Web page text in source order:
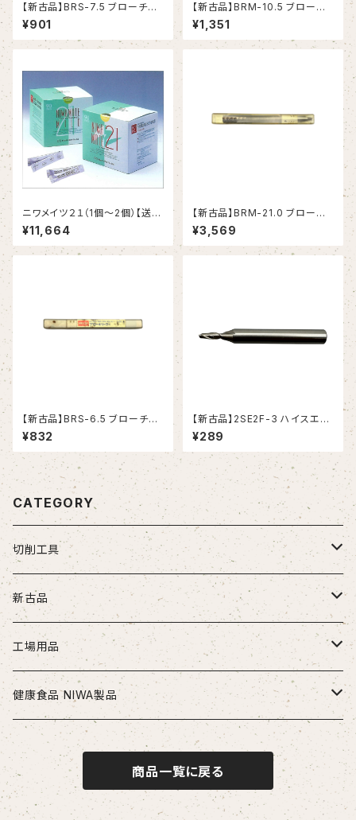
【新古品】BRS-7.5 ブローチリ
ーマ ストレートシャンク（日研工
作所）
¥901
【新古品】BRM-10.5 ブローチ
リーマ モールステーパシャンク
（日研工作所）
¥1,351
ニワメイツ２１（1個～2個）【送料
無料】
¥11,664
【新古品】BRM-21.0 ブローチ
リーマ モールステーパシャンク
（日研工作所）
¥3,569
【新古品】BRS-6.5 ブローチリ
ーマ ストレートシャンク（日研工
作所）
¥832
【新古品】2SE2F-3 ハイスエン
ドミル (YG-1)
¥289
CATEGORY
切削工具
ドリル
ソリッドドリル（超硬/ハイス/他）
段付きドリル・座繰りドリル
ヘッド交換式ドリル
ヘッド交換式ドリル用ホルダ
エンドミル
超硬エンドミル
ハイスエンドミル
タップ
ハンドタップ
スパイラルタップ
リーマ
ストレートリーマ・ハンドリーマ
チップ
新古品
お得セット品
切削工具
ドリル
エンドミル
配管部品
継手
治具
工場用品
安全・保護用品
ヘルメット
健康食品 NIWA製品
ニワメイツ21 [送料無料]
ニワAOAFスペシャル[送料無料]
商品一覧に戻る